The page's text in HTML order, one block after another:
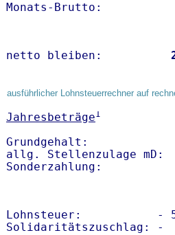
Monats-
netto bleiben:
ausführlicher Lohnsteuerrechner auf
Jahresbeträge1
Grundgehalt:
allg. Stellenzulage
Lohnsteuer:           -
Solidaritätszuschlag: -